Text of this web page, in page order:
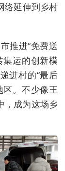
络延伸到乡村
推进“免费送
集运的创新模
进村的“最后
区。不少像王
，成为这场乡